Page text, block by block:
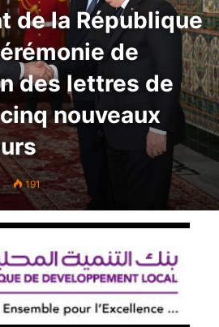
de la République
de
des lettres de
nouveaux
191